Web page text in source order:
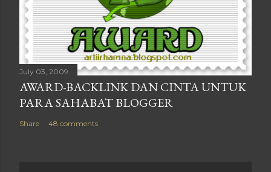
July 03, 2009
AWARD-BACKLINK DAN CINTA UNTUK
PARA SAHABAT BLOGGER
Share 48 comments